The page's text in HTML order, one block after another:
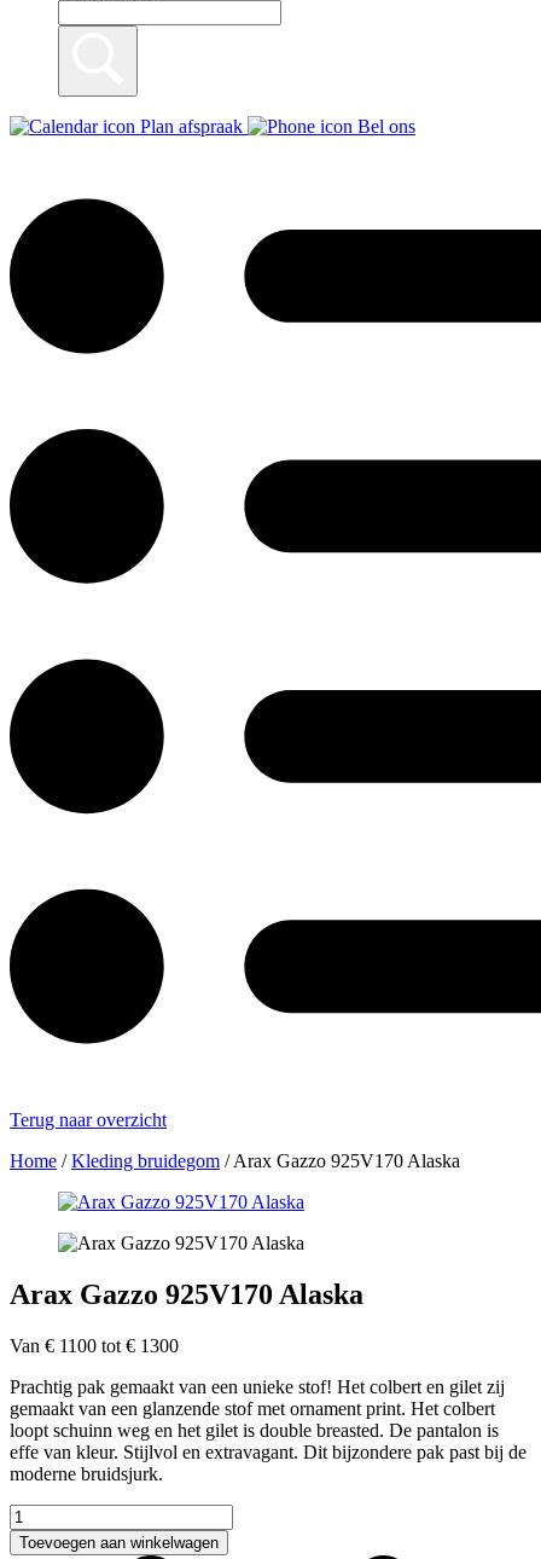
Plan afspraak Bel ons
Terug naar overzicht
Home /Kleding bruidegom /Arax Gazzo 925V170 Alaska
Arax Gazzo 925V170 Alaska
Van € 1100 tot € 1300
Prachtig pak gemaakt van een unieke stof! Het colbert en gilet zij
gemaakt van een glanzende stof met ornament print. Het colbert
loopt schuinn weg en het gilet is double breasted. De pantalon is
effe van kleur. Stijlvol en extravagant. Dit bijzondere pak past bij de
moderne bruidsjurk.
Arax
Gazzo
Toevoegen aan winkelwagen